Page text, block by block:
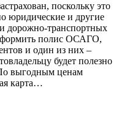
поскольку это
юридические и другие
дорожно-транспортных
полис ОСАГО,
и один из них –
будет полезно
выгодным ценам
карта…